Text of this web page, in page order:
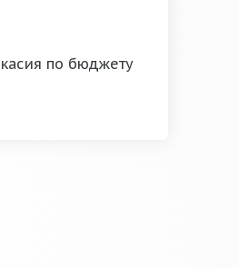
по бюджету